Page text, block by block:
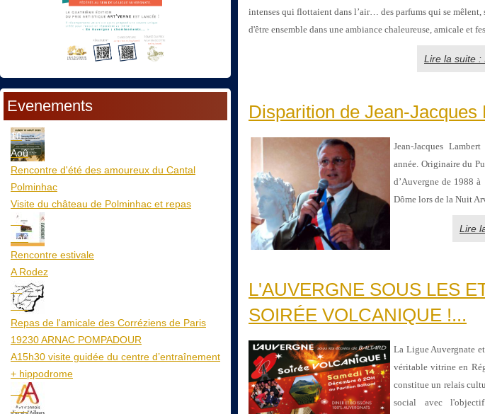
Evenements
10
Aoû
Rencontre d'été des amoureux du Cantal
Polminhac
Visite du château de Polminhac et repas
12
Aoû
Rencontre estivale
A Rodez
23
Aoû
Repas de l'amicale des Corréziens de Paris
19230 ARNAC POMPADOUR
A15h30 visite guidée du centre d’entraînement
+ hippodrome
25
Aoû
intenses qui flottaient dans l’air… des parfums qui se
d'être ensemble dans une ambiance chaleureuse, amicale et
Lire la suite :
Disparition de Jean-Jacques
Jean-Jacques
année. Originairedu
d’Auvergne de 1988 à
Dôme lors de la Nuit
Lire
L'AUVERGNE SOUS LES
SOIRÉE VOLCANIQUE !...
La Ligue Auvergnate
véritable vitrine en
constitue un relais
social avec